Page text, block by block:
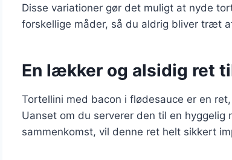
Disse variationer gør det muligt at nyde
forskellige måder, så du aldrig bliver træt
En lækker og alsidig ret
Tortellini med bacon i flødesauce er en
Uanset om du serverer den til en
sammenkomst, vil denne ret helt sikkert